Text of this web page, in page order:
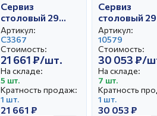
Сервиз
столовый 29
предм.
Аппетитный
Праздничный
Артикул:
С3367
Стоимость:
21 661 ₽/шт.
На складе:
5 шт.
Кратность продаж:
1 шт.
21 661 ₽
Сервиз
столовый 29
предм.
Аппетитный
Зеленый
(Царский)
Артикул:
10579
Стоимость:
30 053 ₽/
На складе:
7 шт.
Кратность
1 шт.
30 053 ₽